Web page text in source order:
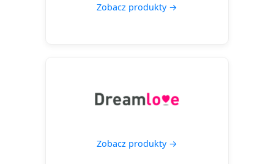
Zobacz produkty →
Zobacz produkty →